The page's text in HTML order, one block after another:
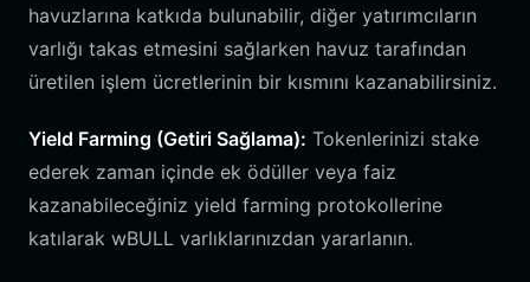
havuzlarına katkıda bulunabilir, diğer yatırımcıların
varlığı takas etmesini sağlarken havuz tarafından
üretilen işlem ücretlerinin bir kısmını kazanabilirsiniz.
Yield Farming (Getiri Sağlama): Tokenlerinizi stake
ederek zaman içinde ek ödüller veya faiz
kazanabileceğiniz yield farming protokollerine
katılarak wBULL varlıklarınızdan yararlanın.